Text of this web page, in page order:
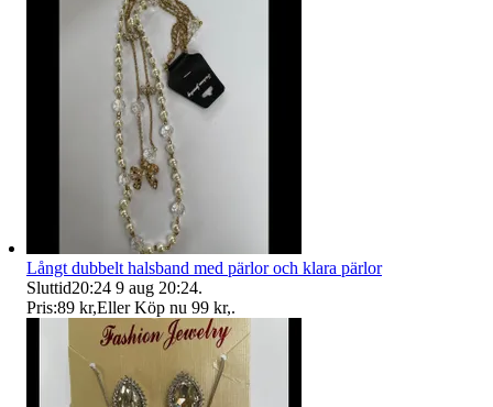
Långt dubbelt halsband med pärlor och klara pärlor
Sluttid20:24 9 aug 20:24.
Pris:89 kr,Eller Köp nu 99 kr,.